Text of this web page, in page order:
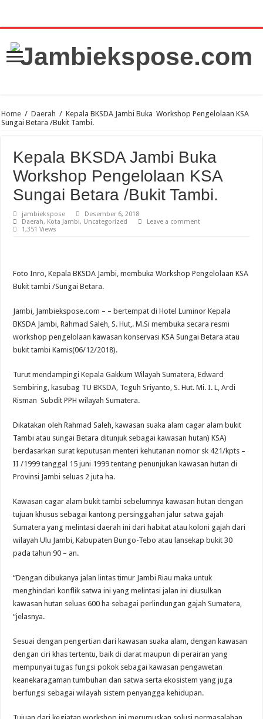
Home / Daerah / Kepala BKSDA Jambi Buka Workshop Pengelolaan KSA
Sungai Betara /Bukit Tambi.
Kepala BKSDA Jambi Buka
Workshop Pengelolaan KSA
Sungai Betara /Bukit Tambi.
jambiekspose
Desember 6, 2018
Daerah, Kota Jambi, Uncategorized
Leave a comment
1,351 Views
Foto Inro, Kepala BKSDA Jambi, membuka Workshop Pengelolaan KSA
Bukit tambi /Sungai Betara.
Jambi, Jambiekspose.com – – bertempat di Hotel Luminor Kepala
BKSDA Jambi, Rahmad Saleh, S. Hut,. M.Si membuka secara resmi
workshop pengelolaan kawasan konservasi KSA Sungai Betara atau
bukit tambi Kamis(06/12/2018).
Turut mendampingi Kepala Gakkum Wilayah Sumatera, Edward
Sembiring, kasubag TU BKSDA, Teguh Sriyanto, S. Hut. Mi. I. L, Ardi
Risman Subdit PPH wilayah Sumatera.
Dikatakan oleh Rahmad Saleh, kawasan suaka alam cagar alam bukit
Tambi atau sungai Betara ditunjuk sebagai kawasan hutan) KSA)
berdasarkan surat keputusan menteri kehutanan nomor sk 421/kpts –
II /1999 tanggal 15 juni 1999 tentang penunjukan kawasan hutan di
Provinsi Jambi seluas 2 juta ha.
Kawasan cagar alam bukit tambi sebelumnya kawasan hutan dengan
tujuan khusus sebagai kantong persinggahan jalur satwa gajah
Sumatera yang melintasi daerah ini dari habitat atau koloni gajah dari
wilayah Ulu Jambi, Kabupaten Bungo-Tebo atau lansekap bukit 30
pada tahun 90 – an.
“Dengan dibukanya jalan lintas timur Jambi Riau maka untuk
menghindari konflik satwa ini yang melintasi jalan ini diusulkan
kawasan hutan seluas 600 ha sebagai perlindungan gajah Sumatera,
“jelasnya.
Sesuai dengan pengertian dari kawasan suaka alam, dengan kawasan
dengan ciri khas tertentu, baik di darat maupun di perairan yang
mempunyai tugas fungsi pokok sebagai kawasan pengawetan
keanekaragaman tumbuhan dan satwa serta ekosistem yang juga
berfungsi sebagai wilayah sistem penyangga kehidupan.